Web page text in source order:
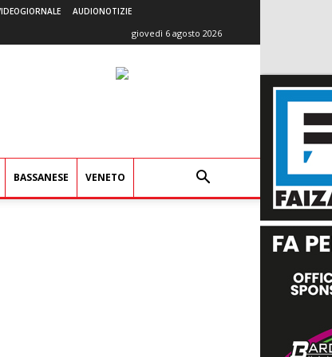
AUDIONOTIZIE
giovedì 6 agosto 2026
BASSANESE VENETO